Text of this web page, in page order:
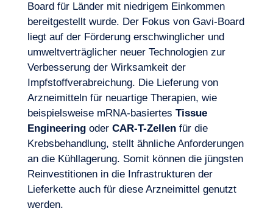
Board für Länder mit niedrigem Einkommen
bereitgestellt wurde. Der Fokus von Gavi-Board
liegt auf der Förderung erschwinglicher und
umweltverträglicher neuer Technologien zur
Verbesserung der Wirksamkeit der
Impfstoffverabreichung. Die Lieferung von
Arzneimitteln für neuartige Therapien, wie
beispielsweise mRNA-basiertes Tissue
Engineeringoder CAR-T-Zellenfür die
Krebsbehandlung, stellt ähnliche Anforderungen
an die Kühllagerung. Somit können die jüngsten
Reinvestitionen in die Infrastrukturen der
Lieferkette auch für diese Arzneimittel genutzt
werden.